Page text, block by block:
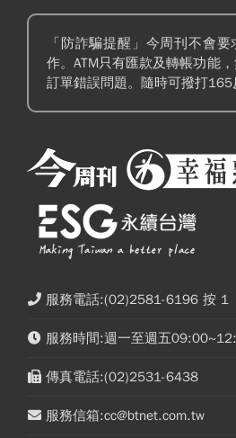
「防詐騙提醒」今周刊不會
作。ATM只有匯款及轉帳功能
訂單錯誤問題。隨時可撥打165
服務電話:(02)2581-6196 按 1
服務時間:週一至週五
傳真電話:(02)2531-6438
服務信箱:cc@btnet.com.tw